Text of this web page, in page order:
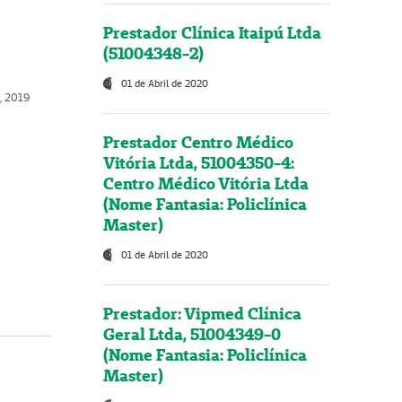
2019
Prestador Clínica Itaipú Ltda
(51004348-2)
01 de Abril de 2020
Prestador Centro Médico
Vitória Ltda, 51004350-4:
Centro Médico Vitória Ltda
(Nome Fantasia: Policlínica
Master)
01 de Abril de 2020
Prestador: Vipmed Clínica
Geral Ltda, 51004349-0
(Nome Fantasia: Policlínica
Master)